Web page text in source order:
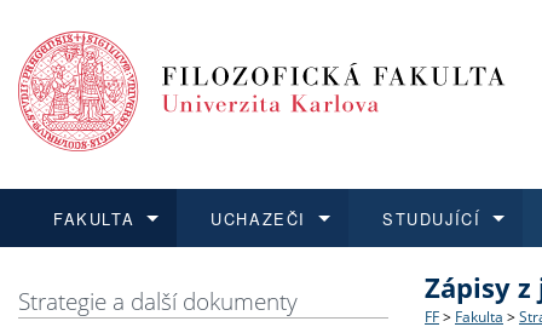
FAKULTA
Struktura
UCHAZEČI
Co
STUDUJÍCÍ
O vědě a
Aktuální
Strategie a další dokumenty Zápisy
FF > Fakulta >